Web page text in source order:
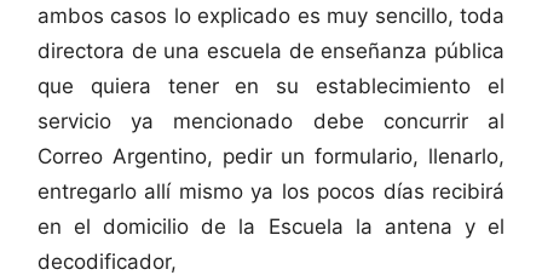
ambos casos lo explicado es muy sencillo, toda
directora de una escuela de enseñanza pública
que quiera tener en su establecimiento el
servicio ya mencionado debe concurrir al
Correo Argentino, pedir un formulario, llenarlo,
entregarlo allí mismo ya los pocos días recibirá
en el domicilio de la Escuela la antena y el
decodificador,